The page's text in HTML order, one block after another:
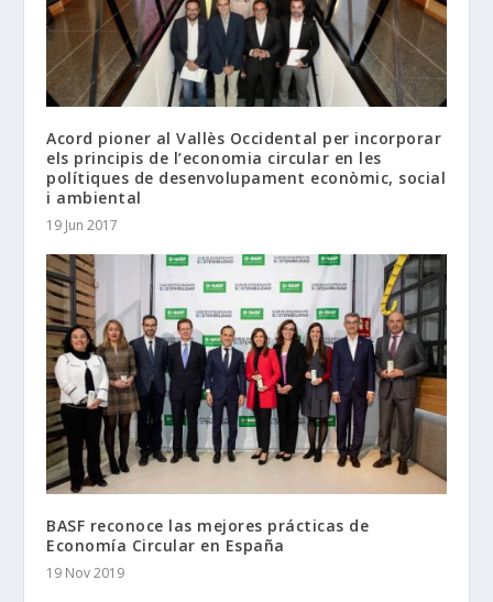
Acord pioner al Vallès Occidental per incorporar
els principis de l’economia circular en les
polítiques de desenvolupament econòmic, social
i ambiental
19 Jun 2017
BASF reconoce las mejores prácticas de
Economía Circular en España
19 Nov 2019